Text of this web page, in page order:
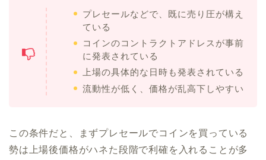
プレセールなどで、既に売り圧が構え
ている
コインのコントラクトアドレスが事前
に発表されている
上場の具体的な日時も発表されている
流動性が低く、価格が乱高下しやすい
この条件だと、まずプレセールでコインを買っている
勢は上場後価格がハネた段階で利確を入れることが多